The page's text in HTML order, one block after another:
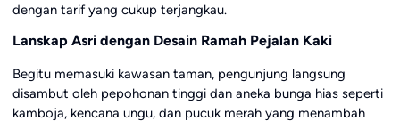
dengan tarif yang cukup terjangkau.
Lanskap Asri dengan Desain Ramah Pejalan Kaki
Begitu memasuki kawasan taman, pengunjung langsung
disambut oleh pepohonan tinggi dan aneka bunga hias seperti
kamboja, kencana ungu, dan pucuk merah yang menambah